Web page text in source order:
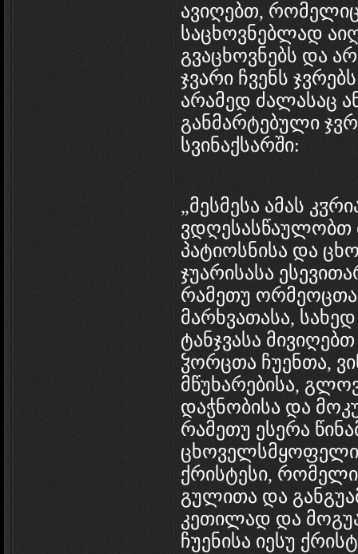
ავიღებთ, რომელიც
საცხოვნებლად
გვაცხოვნებს და
ჯვარი ჩვენს
არამედ ძალასაც
განმარტებული
სვინაქსარში:
„მესმესა ამას
ვდღესასწაულობთ
პატიოსნისა და
ჯუარისასა
რამეთუ
მარხვათასა,
ტანჯვასა
ჴორცთა ჩუენთა,
მწუხარებისა,
დაჭნობისა და
რამეთუ ესერა
ცხოველსმყოფელი
ქრისტესი,
გულითა და
კეთილად და
ჩუენისა იესუ